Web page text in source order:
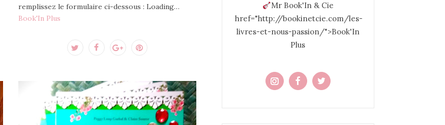
remplissez le formulaire ci-dessous : Loading…
Book'In Plus
Mr Book'In & Cie
href="http://bookinetcie.com/les-
livres-et-nous-passion/">Book'In
Plus